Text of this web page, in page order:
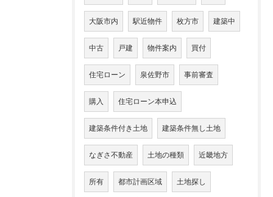
大阪市内 駅近物件 枚方市 建築中
中古 戸建 物件案内 買付
住宅ローン 泉佐野市 事前審査
購入 住宅ローン本申込
建築条件付き土地 建築条件無し土地
なぎさ不動産 土地の種類 近畿地方
所有 都市計画区域 土地探し